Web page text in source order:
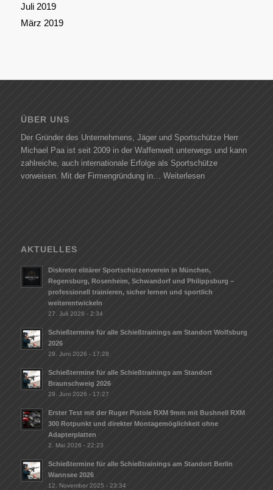
Juli 2019
März 2019
ÜBER UNS
Der Gründer des Unternehmens, Jäger und Sportschütze Herr
Michael Paa ist seit 2009 in der Waffenwelt unterwegs und kann
zahlreiche, auch internationale Erfolge als Sportschütze
vorweisen. Mit der Firmengründung in… Weiterlesen
AKTUELLES
Diskreter elitärer Sportschützenverein in München,
Regensburg, Rosenheim, Schwandorf und Philippsburg –
professionell trainieren, sicher lernen und sportlich
weiterentwickeln
27. Juli 2026 - 2:34
Schießtermine für alle Schießtrainings am Standort Wolfsburg
2026
29. Juni 2026 - 17:28
Schießtermine für alle Schießtrainings am Standort
Braunschweig 2026
29. Juni 2026 - 17:27
Erster Test mit der Ruger Pistole RXM 9mm mit Bushnell RXM
300 Rotpunkt und direkter Montagemöglichkeit ohne
Adapterplatten
2. Mai 2026 - 22:23
Schießtermine für alle Schießtrainings am Standort Berlin
Wannsee 2026
12. November 2025 - 23:34